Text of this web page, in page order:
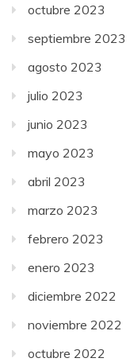
octubre 2023
septiembre 2023
agosto 2023
julio 2023
junio 2023
mayo 2023
abril 2023
marzo 2023
febrero 2023
enero 2023
diciembre 2022
noviembre 2022
octubre 2022